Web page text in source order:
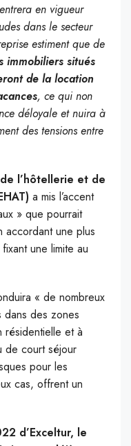
en vigueur
dans le secteur
estiment que de
immobiliers situés
de la location
, ce qui non
déloyale et nuira à
des tensions entre
l’hôtellerie et de
a mis l’accent
» que pourrait
accordant une plus
une limite au
« de nombreux
dans des zones
résidentielle et à
de court séjour
pour les
cas, offrent un
d’Exceltur, le